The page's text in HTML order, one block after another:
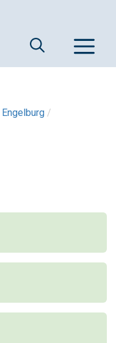
Engelburg /